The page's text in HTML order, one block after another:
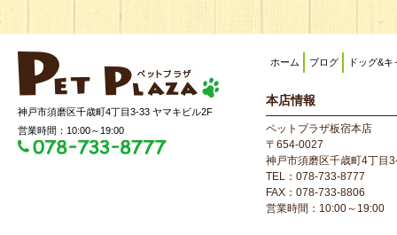
神戸市須磨区千歳町4丁目3-33 ヤマキビル2F
営業時間：10:00～19:00
ホーム ブログ ドッグ&キ
本店情報
ペットプラザ板宿本店
〒654-0027
神戸市須磨区千歳町4丁目
TEL：078-733-8777
FAX：078-733-8806
営業時間：10:00～19:00